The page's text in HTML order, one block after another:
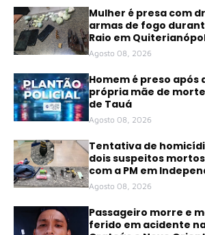
Mulher é presa com
armas de fogo
Raio em
Agosto 08, 2026
Homem é preso após
própria mãe de
de Tauá
Agosto 08, 2026
Tentativa de
dois suspeitos
com a PM em
Agosto 08, 2026
Passageiro morre e
ferido em acidente